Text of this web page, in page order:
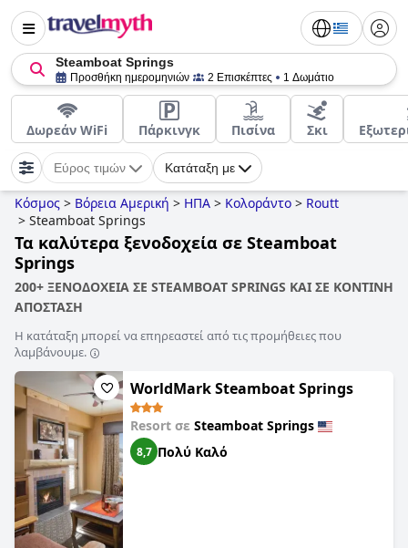
Steamboat Springs
Προσθήκη ημερομηνιών 2 Επισκέπτες 1 Δωμάτιο
Δωρεάν WiFi Πάρκινγκ Πισίνα Σκι
Εύρος τιμών Κατάταξη με
Κόσμος > Βόρεια Αμερική > ΗΠΑ > Κολοράντο > Routt
> Steamboat Springs
Τα καλύτερα ξενοδοχεία σε Steamboat
Springs
200+ ΞΕΝΟΔΟΧΕΙΑ ΣΕ STEAMBOAT SPRINGS ΚΑΙ ΣΕ ΚΟΝΤΙΝΗ
ΑΠΟΣΤΑΣΗ
Η κατάταξη μπορεί να επηρεαστεί από τις προμήθειες που
λαμβάνουμε.
WorldMark Steamboat Springs
Resort σε Steamboat Springs
8,7 Πολύ Καλό